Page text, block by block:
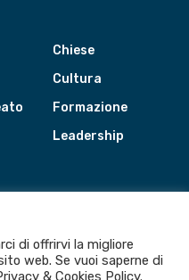
Chiese
Cultura
Formazione
Leadership
di offrirvi la migliore
web. Se vuoi saperne di
& Cookies Policy.